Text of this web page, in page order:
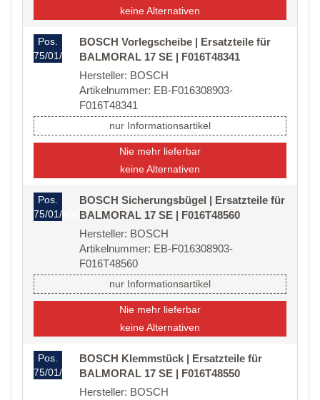
keine Alternativen
Pos.
75/01/40/20
BOSCH Vorlegscheibe | Ersatzteile für
BALMORAL 17 SE | F016T48341
Hersteller: BOSCH
Artikelnummer: EB-F016308903-
F016T48341
nur Informationsartikel
Nie mehr lieferbar
keine Alternativen
Pos.
75/01/40/23
BOSCH Sicherungsbügel | Ersatzteile für
BALMORAL 17 SE | F016T48560
Hersteller: BOSCH
Artikelnummer: EB-F016308903-
F016T48560
nur Informationsartikel
Nie mehr lieferbar
keine Alternativen
Pos.
75/01/41
BOSCH Klemmstück | Ersatzteile für
BALMORAL 17 SE | F016T48550
Hersteller: BOSCH